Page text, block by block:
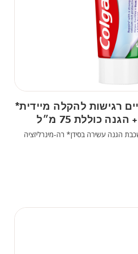
רגישות להקלה מיידית*
כוללת 75 מ״ל
הגנה עשירה בסידן* רה-מינרליזציה